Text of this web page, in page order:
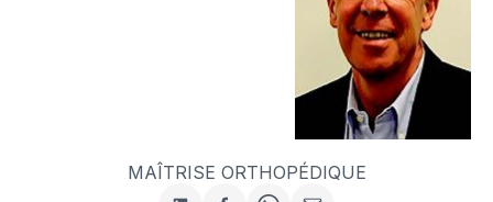
MAÎTRISE ORTHOPÉDIQUE